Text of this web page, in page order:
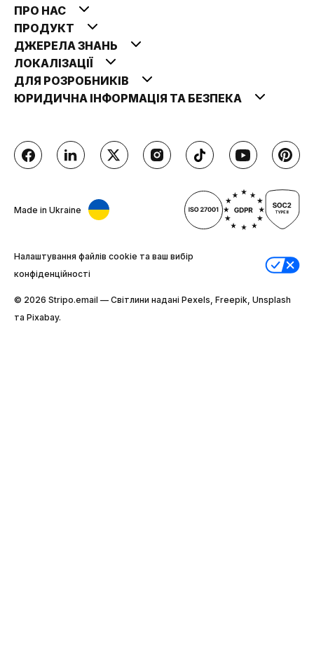
ПРО НАС
ПРОДУКТ
ДЖЕРЕЛА ЗНАНЬ
ЛОКАЛІЗАЦІЇ
ДЛЯ РОЗРОБНИКІВ
ЮРИДИЧНА ІНФОРМАЦІЯ ТА БЕЗПЕКА
Made in Ukraine
Налаштування файлів cookie та ваш вибір
конфіденційності
© 2026 Stripо.email — Світлини надані Pexels, Freepik, Unsplash
та Pixabay.